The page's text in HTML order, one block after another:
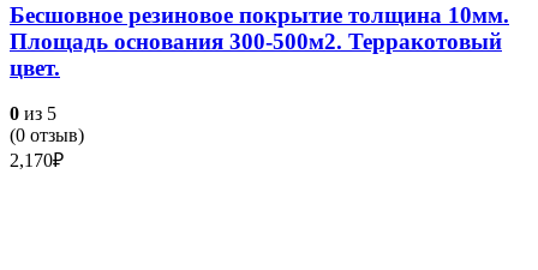
Бесшовное резиновое покрытие толщина 10мм.
Площадь основания 300-500м2. Терракотовый
цвет.
0 из 5
(0 отзыв)
2,170₽